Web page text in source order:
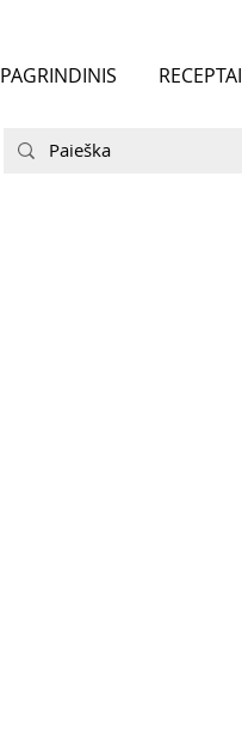
PAGRINDINIS RECEPTAI